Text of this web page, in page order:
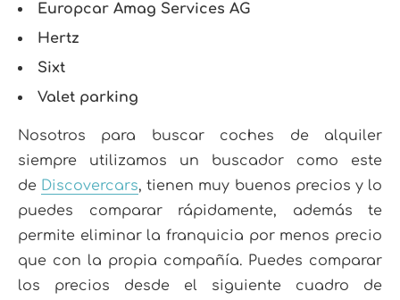
Europcar Amag Services AG
Hertz
Sixt
Valet parking
Nosotros para buscar coches de alquiler
siempre utilizamos un buscador como este
de Discovercars, tienen muy buenos precios y lo
puedes comparar rápidamente, además te
permite eliminar la franquicia por menos precio
que con la propia compañía. Puedes comparar
los precios desde el siguiente cuadro de